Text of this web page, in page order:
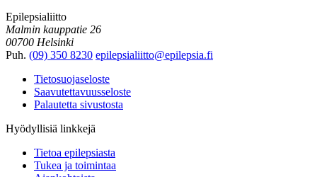
Epilepsialiitto
Malmin kauppatie 26
00700 Helsinki
Puh. (09) 350 8230 epilepsialiitto@epilepsia.fi
Tietosuojaseloste
Saavutettavuusseloste
Palautetta sivustosta
Hyödyllisiä linkkejä
Tietoa epilepsiasta
Tukea ja toimintaa